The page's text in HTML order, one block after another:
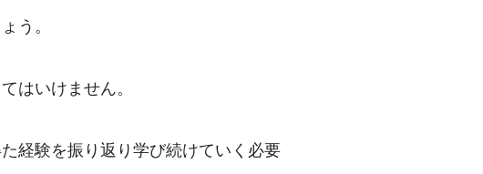
う。
はいけません。
経験を振り返り学び続けていく必要